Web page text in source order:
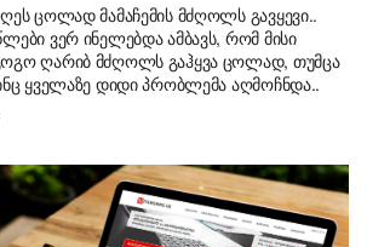
ცოლად მამაჩემის მძღოლს გავყევი..
ვერ ინელებდა ამბავს, რომ მისი
ღარიბ მძღოლს გაჰყვა ცოლად, თუმცა
ყველაზე დიდი პრობლემა აღმოჩნდა..